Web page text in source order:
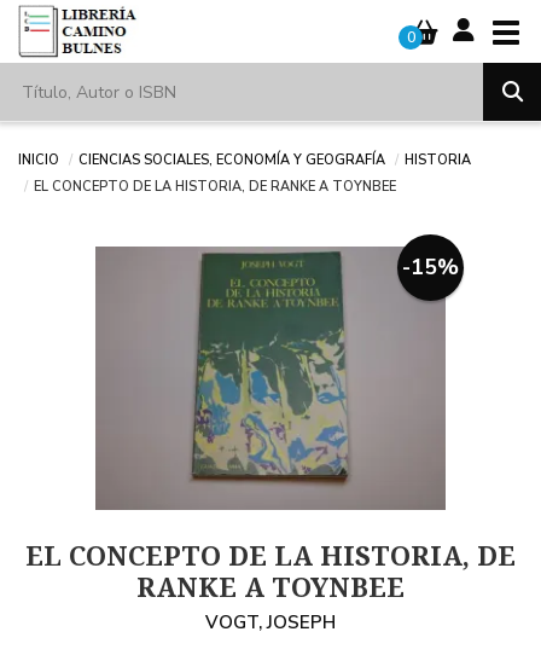
0
Inicio Ciencias sociales, economía y geografía
Historia
EL CONCEPTO DE LA HISTORIA, DE RANKE A TOYNBEE
-15%
EL CONCEPTO DE LA HISTORIA, DE
RANKE A TOYNBEE
VOGT, JOSEPH